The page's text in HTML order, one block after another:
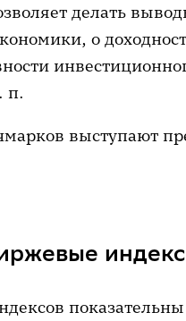
делать
о
п.
выступают